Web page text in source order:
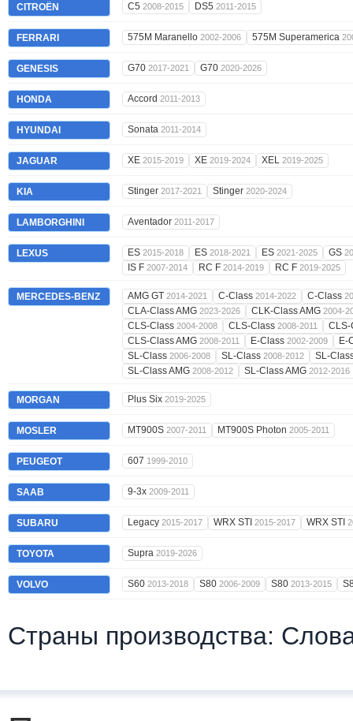
CITROËN C5 2008-2015 DS5 2011-2015
FERRARI 575M Maranello 2002-2006 575M Superamerica
GENESIS G70 2017-2021 G70 2020-2026
HONDA Accord 2011-2013
HYUNDAI Sonata 2011-2014
JAGUAR XE 2015-2019 XE 2019-2024 XEL 2019-2025
KIA Stinger 2017-2021 Stinger 2020-2024
LAMBORGHINI Aventador 2011-2017
LEXUS ES 2015-2018 ES 2018-2021 ES 2021-2025 GS
IS F 2007-2014 RC F 2014-2019 RC F 2019-2025
MERCEDES-BENZ AMG GT 2014-2021 C-Class 2014-2022 C-Class
CLA-Class AMG 2023-2026 CLK-Class AMG 2004-
CLS-Class 2004-2008 CLS-Class 2008-2011
CLS-
CLS-Class AMG 2008-2011 E-Class 2002-2009
E-
SL-Class 2006-2008 SL-Class 2008-2012
SL-
SL-Class AMG 2008-2012 SL-Class AMG 2012-2016
MORGAN Plus Six 2019-2025
MOSLER MT900S 2007-2011 MT900S Photon 2005-2011
PEUGEOT 607 1999-2010
SAAB 9-3x 2009-2011
SUBARU Legacy 2015-2017 WRX STI 2015-2017 WRX STI
TOYOTA Supra 2019-2026
VOLVO S60 2013-2018 S80 2006-2009 S80 2013-2015
Страны производства: